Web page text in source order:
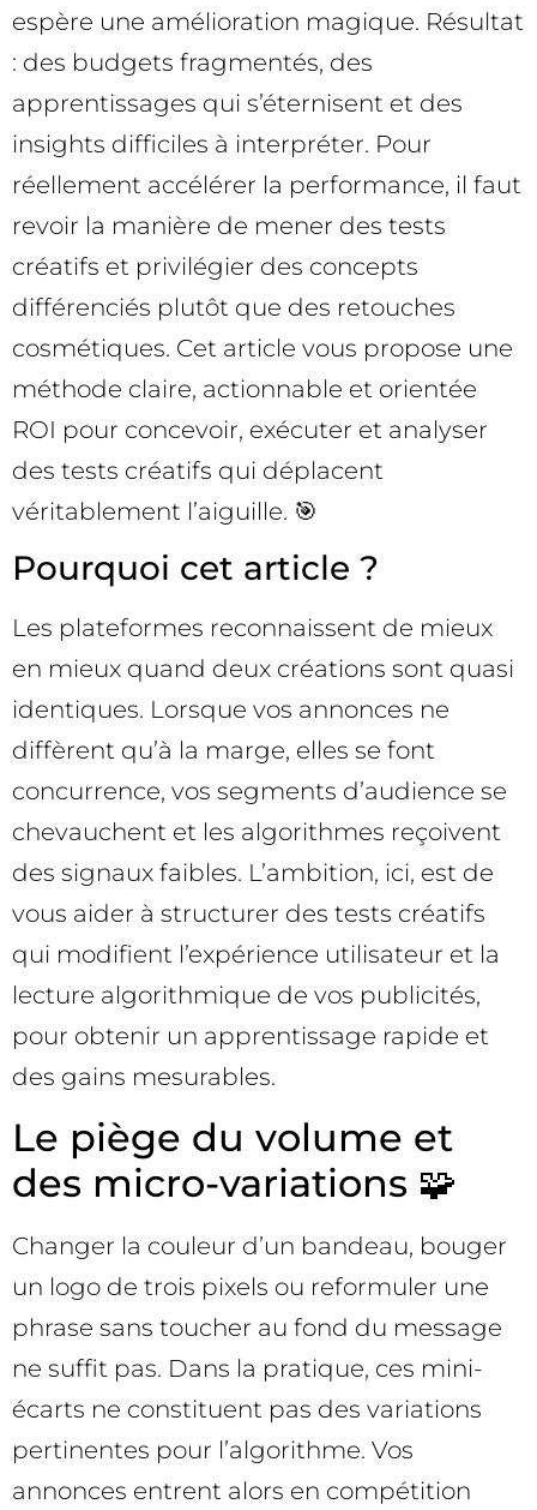
espère une amélioration magique. Résultat
: des budgets fragmentés, des
apprentissages qui s’éternisent et des
insights difficiles à interpréter. Pour
réellement accélérer la performance, il faut
revoir la manière de mener des tests
créatifs et privilégier des concepts
différenciés plutôt que des retouches
cosmétiques. Cet article vous propose une
méthode claire, actionnable et orientée
ROI pour concevoir, exécuter et analyser
des tests créatifs qui déplacent
véritablement l’aiguille. 🎯
Pourquoi cet article ?
Les plateformes reconnaissent de mieux
en mieux quand deux créations sont quasi
identiques. Lorsque vos annonces ne
diffèrent qu’à la marge, elles se font
concurrence, vos segments d’audience se
chevauchent et les algorithmes reçoivent
des signaux faibles. L’ambition, ici, est de
vous aider à structurer des tests créatifs
qui modifient l’expérience utilisateur et la
lecture algorithmique de vos publicités,
pour obtenir un apprentissage rapide et
des gains mesurables.
Le piège du volume et
des micro-variations 🧩
Changer la couleur d’un bandeau, bouger
un logo de trois pixels ou reformuler une
phrase sans toucher au fond du message
ne suffit pas. Dans la pratique, ces mini-
écarts ne constituent pas des variations
pertinentes pour l’algorithme. Vos
annonces entrent alors en compétition